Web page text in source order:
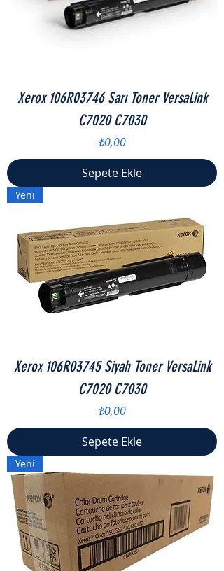
Xerox 106R03746 Sarı Toner VersaLink
C7020 C7030
Fiyat
₺0,00
Sepete Ekle
Yeni
Xerox 106R03745 Siyah Toner VersaLink
C7020 C7030
Fiyat
₺0,00
Sepete Ekle
Yeni